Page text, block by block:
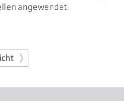
angewendet.